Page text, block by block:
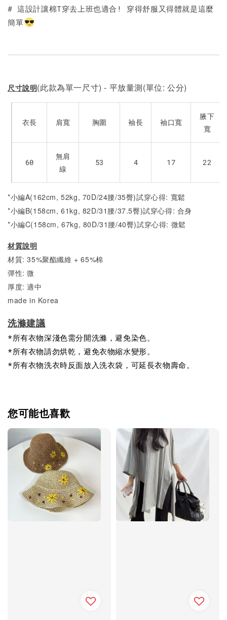
# 這設計讓棉T穿去上班也適合! 穿得舒服又得體就是這麼
簡單
尺寸說明(此款為單一尺寸) - 平放量測(單位: 公分)
衣長 肩寬 胸圍 袖長 袖口寬
腋下
寬
60
無肩
線
53 4 17 22
*小編A(162cm, 52kg, 70D/24腰/35臀)試穿心得: 寬鬆
*小編B(158cm, 61kg, 82D/31腰/37.5臀)試穿心得: 合身
*小編C(158cm, 67kg, 80D/31腰/40臀)試穿心得: 微鬆
材質說明
材質: 35%聚酯纖維 + 65%棉
彈性: 微
厚度: 適中
made in Korea
洗滌建議
*所有衣物深淺色需分開洗滌，避免染色。
*所有衣物請勿烘乾，避免衣物縮水變形。
*所有衣物洗衣時反面放入洗衣袋，可延長衣物壽命。
您可能也喜歡